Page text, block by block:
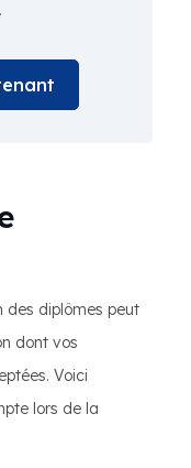
des diplômes peut
dont vos
Voici
lors de la